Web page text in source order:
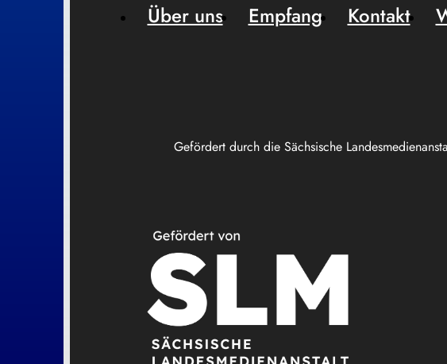
Gefördert durch die Sächsische
Über uns Empfang Kontakt